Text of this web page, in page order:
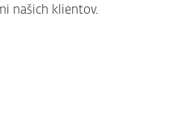
našich klientov.